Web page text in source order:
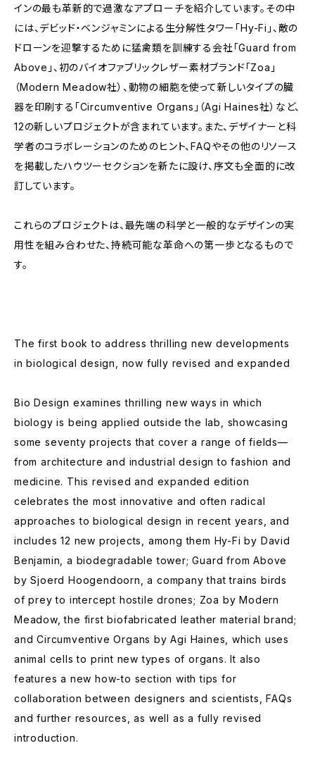
インの最も革新的で過激なアプローチを紹介しています。その中
には、デビッド・ベンジャミンによる生分解性タワー「Hy-Fi」、敵の
ドローンを迎撃するために猛禽類を訓練する会社「Guard from
Above」、初のバイオファブリックレザー素材ブランド「Zoa」
（Modern Meadow社）、動物の細胞を使って新しいタイプの臓
器を印刷する「Circumventive Organs」（Agi Haines社）など、
12の新しいプロジェクトが含まれています。また、デザイナーと科
学者のコラボレーションのためのヒント、FAQやその他のリソース
を掲載したハウツーセクションを新たに設け、序文も全面的に改
訂しています。
これらのプロジェクトは、最先端の科学と一般的なデザインの実
用性を組み合わせた、持続可能な革命への第一歩となるもので
す。
The first book to address thrilling new developments
in biological design, now fully revised and expanded
Bio Design examines thrilling new ways in which
biology is being applied outside the lab, showcasing
some seventy projects that cover a range of fields—
from architecture and industrial design to fashion and
medicine. This revised and expanded edition
celebrates the most innovative and often radical
approaches to biological design in recent years, and
includes 12 new projects, among them Hy-Fi by David
Benjamin, a biodegradable tower; Guard from Above
by Sjoerd Hoogendoorn, a company that trains birds
of prey to intercept hostile drones; Zoa by Modern
Meadow, the first biofabricated leather material brand;
and Circumventive Organs by Agi Haines, which uses
animal cells to print new types of organs. It also
features a new how-to section with tips for
collaboration between designers and scientists, FAQs
and further resources, as well as a fully revised
introduction.